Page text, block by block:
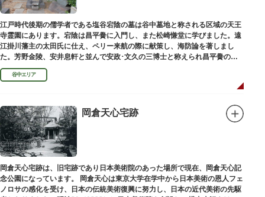
江戸時代後期の儒学者である塩谷宕陰の墓は谷中墓地と称される区域の天王
寺霊園にあります。宕陰は昌平黌に入門し、また松崎慊堂に学びました。遠
江掛川藩主の太田氏に仕え、ペリー来航の際に献策し、海防論を著しまし
た。芳野金陵、安井息軒と並んで安政･文久の三博士と称えられ昌平黌の教
授として多くの文人を育て、慶応3年 （1867）に没しました。
谷中エリア
岡倉天心宅跡
岡倉天心宅跡は、旧宅跡であり日本美術院のあった場所で現在、岡倉天心記
念公園になっています。 岡倉天心は東京大学在学中から日本美術の恩人フェ
ノロサの感化を受け、日本の伝統美術復興に努力し、日本の近代美術の先駆